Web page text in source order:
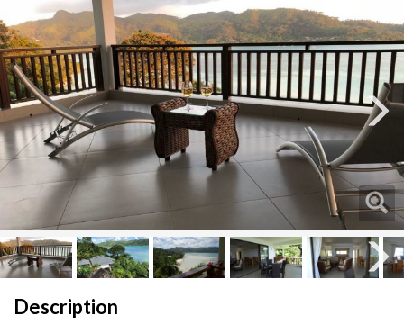
Description